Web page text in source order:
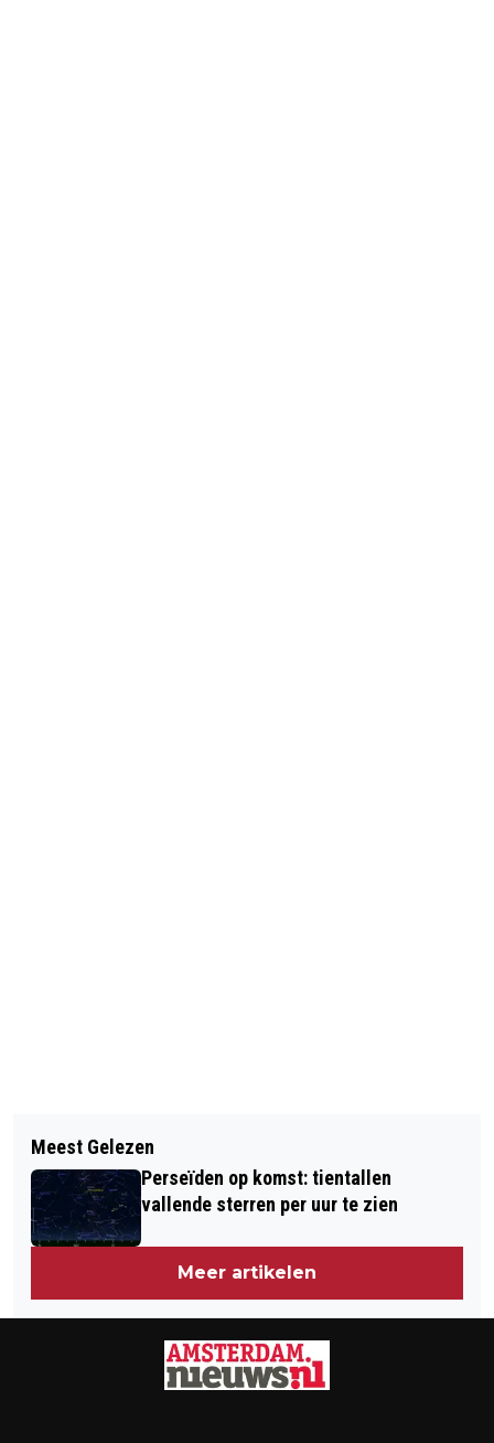
DRONE RACING IN JOHAN CRUIJFF
ARENA: ‘FORMULE 1’ IN 3D EN IN DE
LUCHT
COFFEESHOP BESCHOTEN IN
AMSTERDAM-WEST
Meest Gelezen
Perseïden op komst: tientallen
vallende sterren per uur te zien
Meer artikelen